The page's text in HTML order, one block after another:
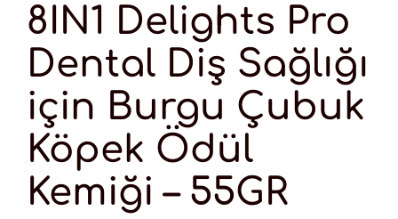
8IN1 Delights Pro
Dental Diş Sağlığı
için Burgu Çubuk
Köpek Ödül
Kemiği – 55GR